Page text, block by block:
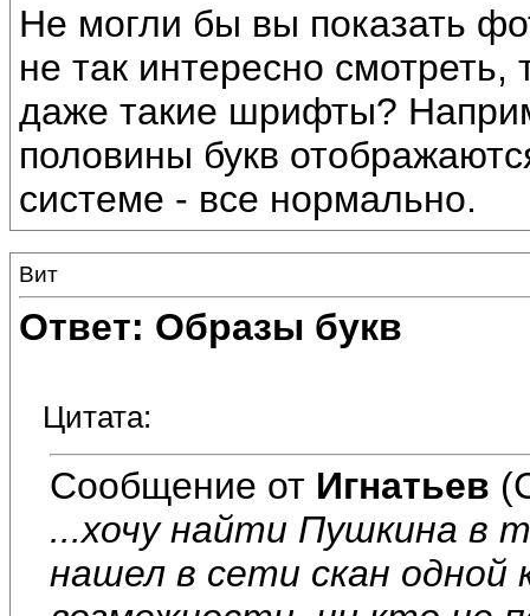
Не могли бы вы показать
не так интересно смотреть,
даже такие шрифты?
половины букв
системе - все нормально.
Вит
Ответ: Образы букв
Цитата:
Сообщение от Игнатьев
...хочу найти Пушкина в
нашел в сети скан одной